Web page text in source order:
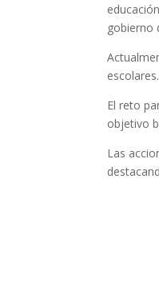
gobierno
El reto
objetivo
Las